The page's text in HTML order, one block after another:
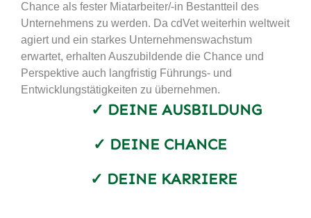
Chance als fester Miatarbeiter/-in Bestantteil des
Unternehmens zu werden. Da cdVet weiterhin weltweit
agiert und ein starkes Unternehmenswachstum
erwartet, erhalten Auszubildende die Chance und
Perspektive auch langfristig Führungs- und
Entwicklungstätigkeiten zu übernehmen.
✓ DEINE AUSBILDUNG
✓ DEINE CHANCE
✓ DEINE KARRIERE